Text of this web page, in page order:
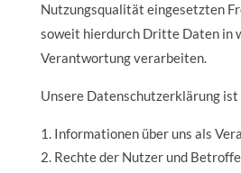
Nutzungsqualität eingesetzten
soweit hierdurch Dritte Daten in
Verantwortung verarbeiten.
Unsere Datenschutzerklärung
Informationen über uns als
Rechte der Nutzer und